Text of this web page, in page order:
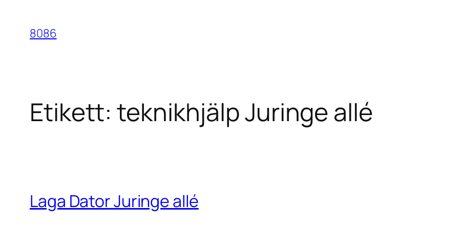
innehåll
8086
Etikett:teknikhjälp Juringe allé
Laga Dator Juringe allé